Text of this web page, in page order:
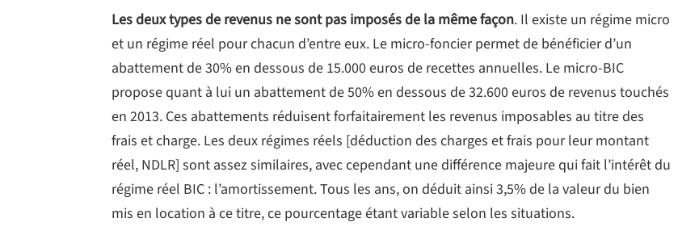
Les deux types de revenus ne sont pas imposés de la même façon. Il existe un régime micro
et un régime réel pour chacun d’entre eux. Le micro-foncier permet de bénéficier d’un
abattement de 30% en dessous de 15.000 euros de recettes annuelles. Le micro-BIC
propose quant à lui un abattement de 50% en dessous de 32.600 euros de revenus touchés
en 2013. Ces abattements réduisent forfaitairement les revenus imposables au titre des
frais et charge. Les deux régimes réels [déduction des charges et frais pour leur montant
réel, NDLR] sont assez similaires, avec cependant une différence majeure qui fait l’intérêt du
régime réel BIC : l’amortissement. Tous les ans, on déduit ainsi 3,5% de la valeur du bien
mis en location à ce titre, ce pourcentage étant variable selon les situations.